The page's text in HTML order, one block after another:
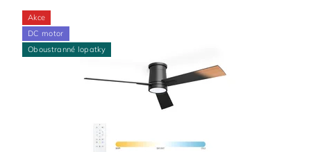
Akce
DC motor
Oboustranné lopatky